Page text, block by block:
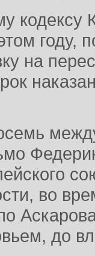
кодексу
году,
на
во
до